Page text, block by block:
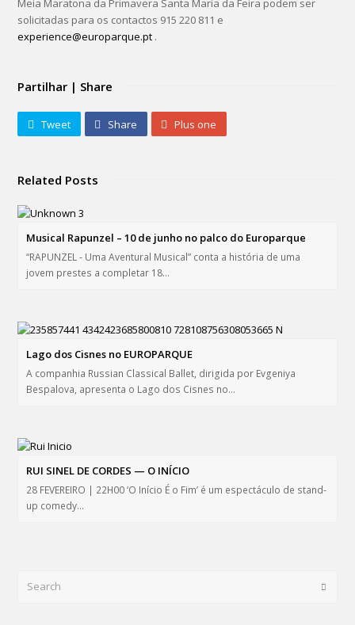
Meia Maratona da Primavera Santa Maria da Feira podem ser
solicitadas para os contactos 915 220 811 e
experience@europarque.pt .
Partilhar | Share
Tweet Share Plus one
Related Posts
Musical Rapunzel – 10 de junho no palco do Europarque
“RAPUNZEL - Uma Aventural Musical” conta a história de uma
jovem prestes a completar 18…
Lago dos Cisnes no EUROPARQUE
A companhia Russian Classical Ballet, dirigida por Evgeniya
Bespalova, apresenta o Lago dos Cisnes no…
RUI SINEL DE CORDES — O INÍCIO
28 FEVEREIRO | 22H00 ‘O Início É o Fim’ é um espectáculo de stand-
up comedy…